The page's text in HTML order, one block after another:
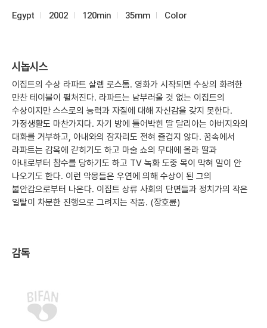
Egypt 2002 120min 35mm Color
시놉시스
이집트의 수상 라파트 살렘 로스톰. 영화가 시작되면 수상의 화려한
만찬 테이블이 펼쳐진다. 라파트는 남부러울 것 없는 이집트의
수상이지만 스스로의 능력과 자질에 대해 자신감을 갖지 못한다.
가정생활도 마찬가지다. 자기 방에 틀어박힌 딸 달리아는 아버지와의
대화를 거부하고, 아내와의 잠자리도 전혀 즐겁지 않다. 꿈속에서
라파트는 감옥에 갇히기도 하고 마술 쇼의 무대에 올라 딸과
아내로부터 참수를 당하기도 하고 TV 녹화 도중 목이 막혀 말이 안
나오기도 한다. 이런 악몽들은 우연에 의해 수상이 된 그의
불안감으로부터 나온다. 이집트 상류 사회의 단면들과 정치가의 작은
일탈이 차분한 진행으로 그려지는 작품. (장호륜)
감독